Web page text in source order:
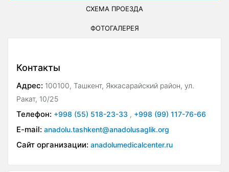
СХЕМА ПРОЕЗДА
ФОТОГАЛЕРЕЯ
Контакты
Адрес: 100100, Ташкент, Яккасарайский район, ул.
Ракат, 10/25
Телефон: +998 (55) 518-23-33 , +998 (99) 117-76-66
E-mail: anadolu.tashkent@anadolusaglik.org
Сайт организации: anadolumedicalcenter.ru